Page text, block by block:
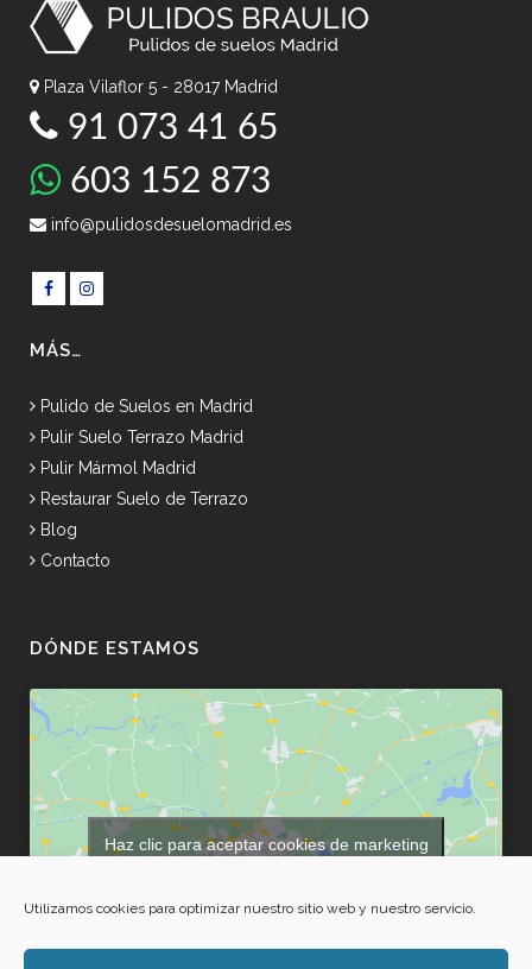
Utilizamos cookies para optimizar nuestro sitio web y nuestro servicio.
Plaza Vilaflor 5 - 28017 Madrid
91 073 41 65
603 152 873
info@pulidosdesuelomadrid.es
MÁS…
Pulido de Suelos en Madrid
Pulir Suelo Terrazo Madrid
Pulir Mármol Madrid
Restaurar Suelo de Terrazo
Blog
Contacto
DÓNDE ESTAMOS
Haz clic para aceptar cookies de marketing